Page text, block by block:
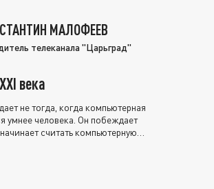
МАЛОФЕЕВ
телеканала "Царьград"
века
не тогда, когда компьютерная
умнее человека. Он побеждает
считать компьютерную